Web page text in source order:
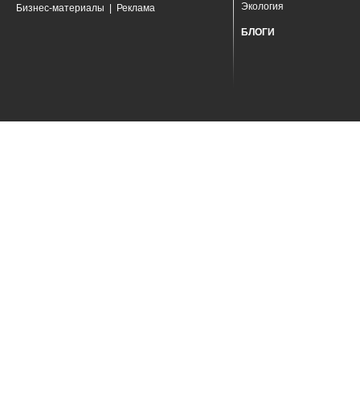
Бизнес-материалы Реклама
Экология
БЛОГИ